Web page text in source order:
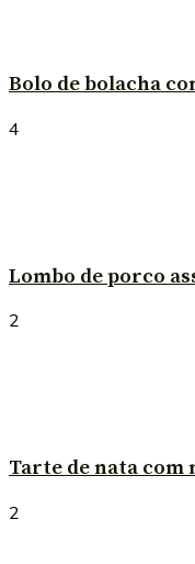
Bolo de bolacha
4
Lombo de porco
2
Tarte de nata com
2